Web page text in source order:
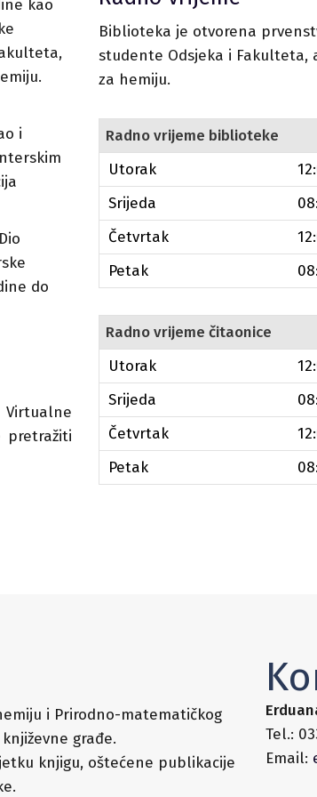
kao
i
do
pretražiti
Biblioteka je otvorena
studente Odsjeka i Fakulteta,
za hemiju.
Radno vrijeme biblioteke
Utorak
Srijeda
Četvrtak
Petak
Radno vrijeme čitaonice
Utorak
Srijeda
Četvrtak
Petak
i Prirodno-matematičkog
građe.
knjigu, oštećene publikacije
Tel.:
Email: